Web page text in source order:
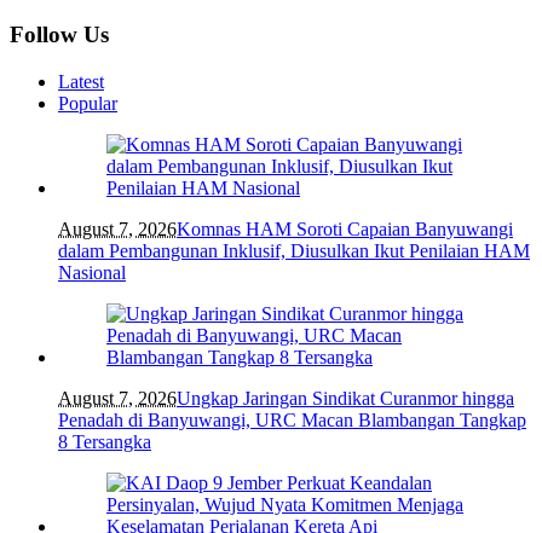
Follow Us
Latest
Popular
August 7, 2026Komnas HAM Soroti Capaian Banyuwangi
dalam Pembangunan Inklusif, Diusulkan Ikut Penilaian HAM
Nasional
August 7, 2026Ungkap Jaringan Sindikat Curanmor hingga
Penadah di Banyuwangi, URC Macan Blambangan Tangkap
8 Tersangka